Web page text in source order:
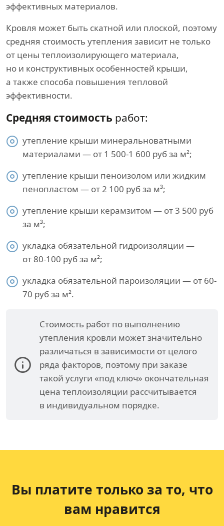
эффективных материалов.
Кровля может быть скатной или плоской, поэтому
средняя стоимость утепления зависит не только
от цены теплоизолирующего материала,
но и конструктивных особенностей крыши,
а также способа повышения тепловой
эффективности.
Средняя стоимость работ:
утепление крыши минеральноватными
материалами — от 1 500-1 600 руб за м²;
утепление крыши пеноизолом или жидким
пенопластом — от 2 100 руб за м³;
утепление крыши керамзитом — от 3 500 руб
за м³;
укладка обязательной гидроизоляции —
от 80-100 руб за м²;
укладка обязательной пароизоляции — от 60-
70 руб за м².
Стоимость работ по выполнению
утепления кровли может значительно
различаться в зависимости от целого
ряда факторов, поэтому при заказе
такой услуги «под ключ» окончательная
цена теплоизоляции рассчитывается
в индивидуальном порядке.
Вы платите только за то, что
вам нравится